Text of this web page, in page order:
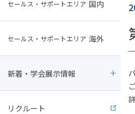
セールス・サポートエリア 国内
セールス・サポートエリア 海外
新着・学会展示情報
リクルート